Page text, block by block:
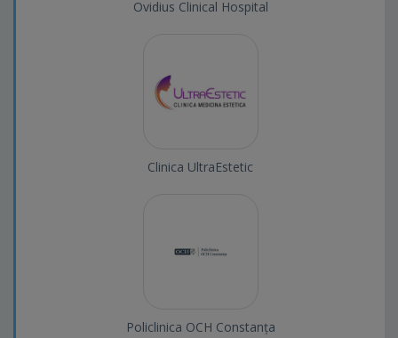
Ovidius Clinical Hospital
Clinica UltraEstetic
Policlinica OCH Constanța